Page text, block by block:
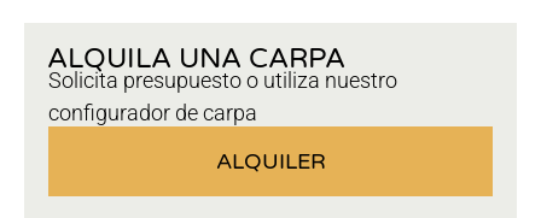
ALQUILA UNA CARPA
Solicita presupuesto o utiliza nuestro
configurador de carpa
ALQUILER